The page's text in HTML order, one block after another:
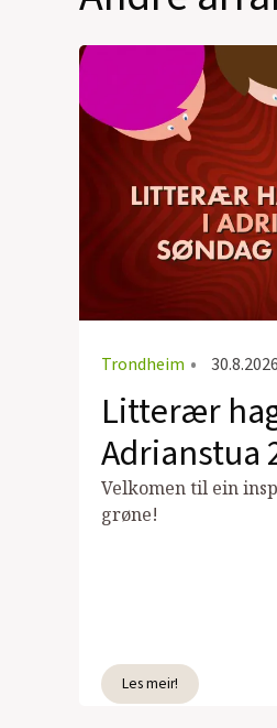
Trondheim • 30.8.2026
Litterær
Adrianstua
Velkomen til ein
grøne!
Les meir!